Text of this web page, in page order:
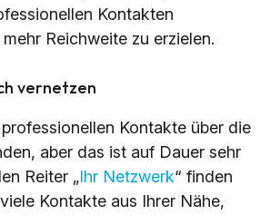
Kontakten
Reichweite zu erzielen.
vernetzen
Kontakte über die
aber das ist auf Dauer sehr
Reiter „Ihr Netzwerk“ finden
Kontakte aus Ihrer Nähe,